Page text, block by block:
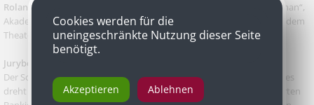
Roland Koch
als Wilhelm Foldal in Henrik Ibsens „John Gabriel Borkman“,
Akademietheater in Koproduktion mit den Wiener Festwochen und dem
Theater Basel
Jurybegründung
Der Schreiber Wilhelm Foldal ist eine klassische Nebenfigur. Denn alles
dreht sich um den um seine Rehabilitierung kämpfenden, gescheiterten
Cookies werden für die
uneingeschränkte Nutzung dieser Seite
benötigt.
Akzeptieren Ablehnen